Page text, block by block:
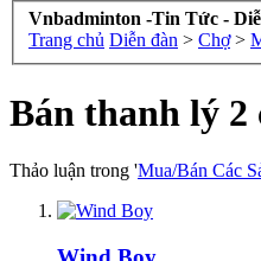
Vnbadminton -Tin Tức -
Trang chủ Diễn đàn > Chợ >
Bán thanh lý 2
Thảo luận trong 'Mua/Bán Các